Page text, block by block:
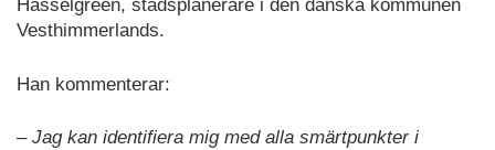
Hasselgreen, stadsplanerare i den danska kommunen
Vesthimmerlands.
Han kommenterar:
– Jag kan identifiera mig med alla smärtpunkter i